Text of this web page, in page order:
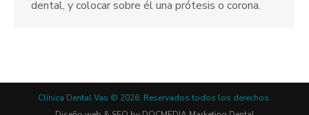
dental, y colocar sobre él una prótesis o corona.
Clínica Dental Vas © 2026. Reservados todos los derechos.